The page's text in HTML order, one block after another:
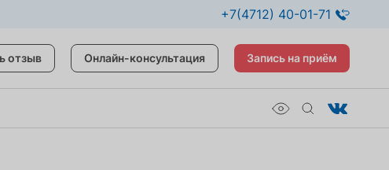
+7(4712) 40-01-71
отзыв Онлайн-консультация Запись на приём